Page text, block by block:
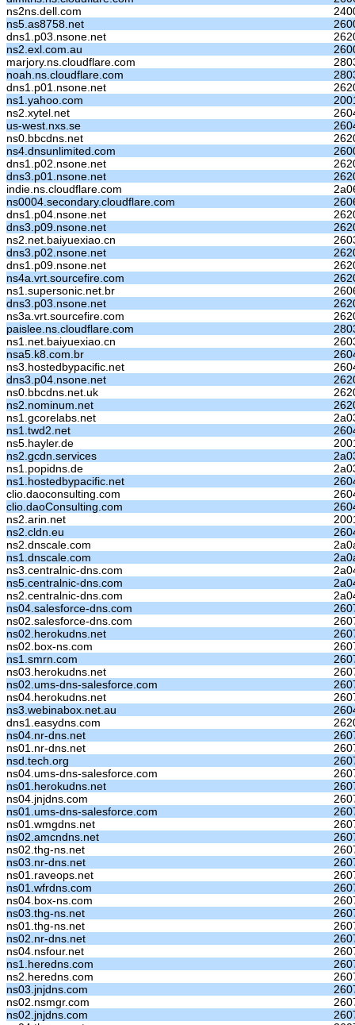
ns2ns.dell.com
ns5.as8758.net
dns1.p03.nsone.net
ns2.exl.com.au
marjory.ns.cloudflare.com
noah.ns.cloudflare.com
dns1.p01.nsone.net
ns1.yahoo.com
ns2.xytel.net
us-west.nxs.se
ns0.bbcdns.net
ns4.dnsunlimited.com
dns1.p02.nsone.net
dns3.p01.nsone.net
indie.ns.cloudflare.com
ns0004.secondary.cloudflare.com
dns1.p04.nsone.net
dns3.p09.nsone.net
ns2.net.baiyuexiao.cn
dns3.p02.nsone.net
dns1.p09.nsone.net
ns4a.vrt.sourcefire.com
ns1.supersonic.net.br
dns3.p03.nsone.net
ns3a.vrt.sourcefire.com
paislee.ns.cloudflare.com
ns1.net.baiyuexiao.cn
nsa5.k8.com.br
ns3.hostedbypacific.net
dns3.p04.nsone.net
ns0.bbcdns.net.uk
ns2.nominum.net
ns1.gcorelabs.net
ns1.twd2.net
ns5.hayler.de
ns2.gcdn.services
ns1.popidns.de
ns1.hostedbypacific.net
clio.daoconsulting.com
clio.daoConsulting.com
ns2.arin.net
ns2.cldn.eu
ns2.dnscale.com
ns1.dnscale.com
ns3.centralnic-dns.com
ns5.centralnic-dns.com
ns2.centralnic-dns.com
ns04.salesforce-dns.com
ns02.salesforce-dns.com
ns02.herokudns.net
ns02.box-ns.com
ns1.smrn.com
ns03.herokudns.net
ns02.ums-dns-salesforce.com
ns04.herokudns.net
ns3.webinabox.net.au
dns1.easydns.com
ns04.nr-dns.net
ns01.nr-dns.net
nsd.tech.org
ns04.ums-dns-salesforce.com
ns01.herokudns.net
ns04.jnjdns.com
ns01.ums-dns-salesforce.com
ns01.wmgdns.net
ns02.amcndns.net
ns02.thg-ns.net
ns03.nr-dns.net
ns01.raveops.net
ns01.wfrdns.com
ns04.box-ns.com
ns03.thg-ns.net
ns01.thg-ns.net
ns02.nr-dns.net
ns04.nsfour.net
ns1.heredns.com
ns2.heredns.com
ns03.jnjdns.com
ns02.nsmgr.com
ns02.jnjdns.com